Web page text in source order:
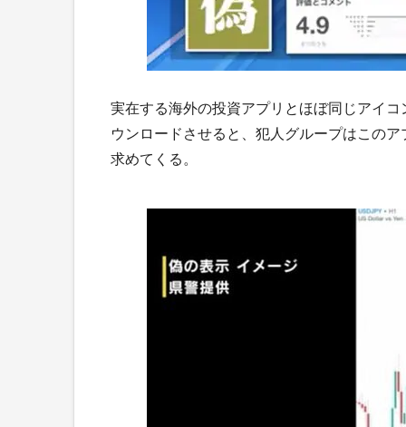
実在する海外の投資アプリとほぼ同じアイ
ウンロードさせると、犯人グループはこの
求めてくる。